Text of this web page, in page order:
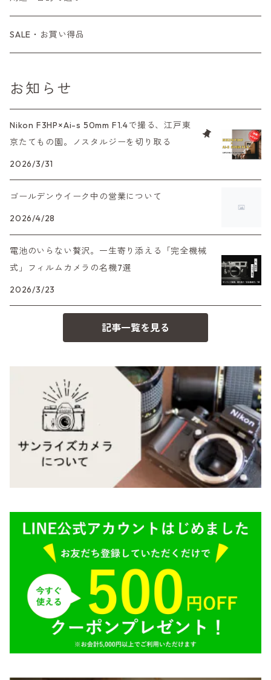
M42単焦点レンズ
Tシリーズ
コンパクト
OLYMPUS（オリンパス）
XAシリーズ
Konica（コニカ）
C35シリーズ
Leica（ライカ）
バルナック
Mシリーズ
minilux
HASSELBLAD（ハッセルブラッド）
500台シリーズ
Rollei（ローライ）
35シリーズ
RICOH（リコー）
コンパクト
Voigtlander（フォクトレンダー）
Carl Zeiss（カールツァイス）
Mamiya（マミヤ）
Plaubel（プラウベル）
SONY（ソニー）
SIGMA（シグマ）
Tokina（トキナー）
TAMRON（タムロン）
中判カメラ
大判カメラ
デジタルカメラ
フィルムカメラその他
レンジファインダーレンズ
一眼レンズ
マウントアダプター
35mm（135）カラーリバーサル
アクセサリー・付属品
L39
S（ニコン）
FD（キヤノン）
EF（キヤノン）
OM（オリンパス）
A（ミノルタ（ソニー））
MD（ミノルタ）
CY（ヤシカコンタックス）
M（ライカ）
R（ライカ）
AR（コニカ）
O（その他）
初心者の方へもおすすめ！
滅多にお目にかかれない激レア商品！
プレゼント、贈答用にも！
SALE・お買い得品
お知らせ
Nikon F3HP×Ai-s 50mm F1.4で撮る、江戸東
京たてもの園。ノスタルジーを切り取る
2026/3/31
ゴールデンウイーク中の営業について
2026/4/28
電池のいらない贅沢。一生寄り添える「完全機械
式」フィルムカメラの名機7選
2026/3/23
記事一覧を見る